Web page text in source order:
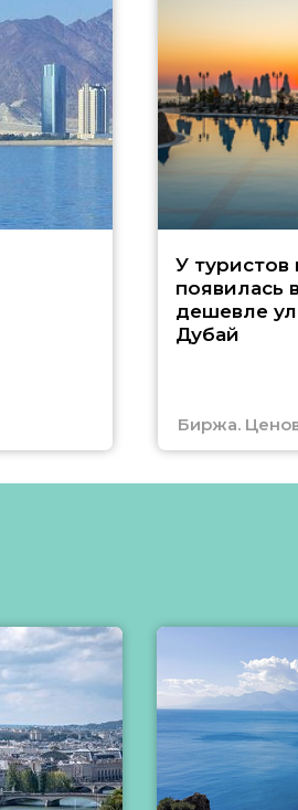
У туристов
появилась
дешевле
Дубай
Биржа.